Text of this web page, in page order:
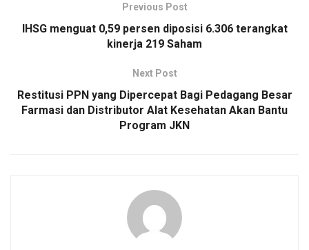
Previous Post
IHSG menguat 0,59 persen diposisi 6.306 terangkat
kinerja 219 Saham
Next Post
Restitusi PPN yang Dipercepat Bagi Pedagang Besar
Farmasi dan Distributor Alat Kesehatan Akan Bantu
Program JKN